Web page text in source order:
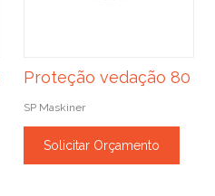
Proteção vedação 80
SP Maskiner
Solicitar Orçamento